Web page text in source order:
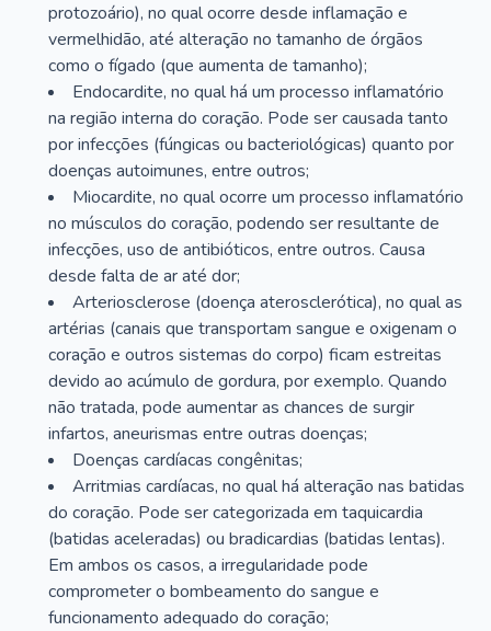
protozoário), no qual ocorre desde inflamação e
vermelhidão, até alteração no tamanho de órgãos
como o fígado (que aumenta de tamanho);
Endocardite, no qual há um processo inflamatório
na região interna do coração. Pode ser causada tanto
por infecções (fúngicas ou bacteriológicas) quanto por
doenças autoimunes, entre outros;
Miocardite, no qual ocorre um processo inflamatório
no músculos do coração, podendo ser resultante de
infecções, uso de antibióticos, entre outros. Causa
desde falta de ar até dor;
Arteriosclerose (doença aterosclerótica), no qual as
artérias (canais que transportam sangue e oxigenam o
coração e outros sistemas do corpo) ficam estreitas
devido ao acúmulo de gordura, por exemplo. Quando
não tratada, pode aumentar as chances de surgir
infartos, aneurismas entre outras doenças;
Doenças cardíacas congênitas;
Arritmias cardíacas, no qual há alteração nas batidas
do coração. Pode ser categorizada em taquicardia
(batidas aceleradas) ou bradicardias (batidas lentas).
Em ambos os casos, a irregularidade pode
comprometer o bombeamento do sangue e
funcionamento adequado do coração;